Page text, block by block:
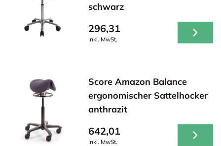
schwarz
296,31
Inkl. MwSt.
Score Amazon Balance
ergonomischer Sattelhocker
anthrazit
642,01
Inkl. MwSt.